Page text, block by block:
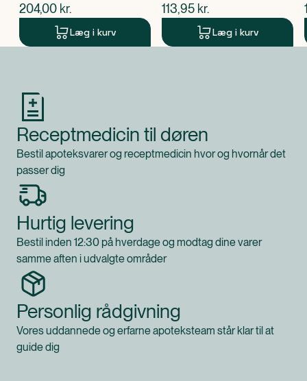
$nuværende pris
204,00 kr.
Læg i kurv
$nuværende pris
113,95 kr.
Læg i kurv
Receptmedicin til døren
Bestil apoteksvarer og receptmedicin hvor og hvornår det
passer dig
Hurtig levering
Bestil inden 12:30 på hverdage og modtag dine varer
samme aften i udvalgte områder
Personlig rådgivning
Vores uddannede og erfarne apoteksteam står klar til at
guide dig